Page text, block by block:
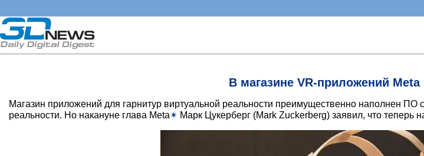
В магазине VR-приложений
Магазин приложений для гарнитур виртуальной реальности преимущественно наполнен
реальности. Но накануне глава Meta✴ Марк Цукерберг (Mark Zuckerberg) заявил, что теперь